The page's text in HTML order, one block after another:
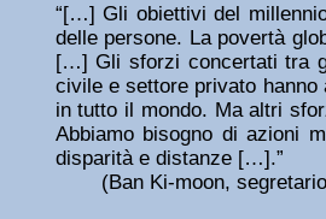
“[…] Gli obiettivi del
delle persone. La povertà
[…] Gli sforzi concertati tra
civile e settore privato hanno
in tutto il mondo. Ma altri
Abbiamo bisogno di azioni
disparità e distanze […].”
(Ban Ki-moon,